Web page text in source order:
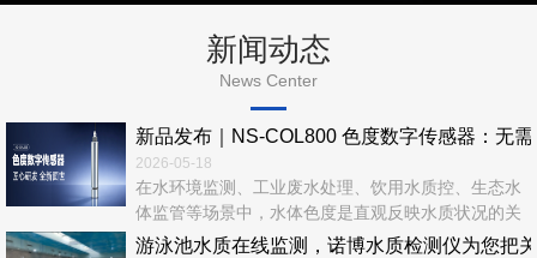
新闻动态
News Center
新品发布｜NS‑COL800 色度数字传感器：无
2026-05-18
在水环境监测、工业废水处理、饮用水质控、生态水
体监管等场景中，水体色度是直观反映水质状况的关
键指标。传统色度检测依赖实验室化学法，流程繁
游泳池水质在线监测，诺博水质检测仪为您把